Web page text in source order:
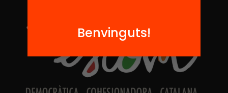
Benvinguts!